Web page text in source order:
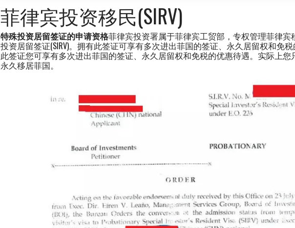
菲律宾投资移民(SIRV)
特殊投资居留签证的申请资格菲律宾投资署属于菲律宾工贸部，专权管理菲律宾
投资居留签证(SIRV)。拥有此签证可享有多次进出菲国的签证、永久居留权和免
此签证您可享有多次进出菲国的签证、永久居留权和免税的优惠待遇。实际上您
永久移居菲国。